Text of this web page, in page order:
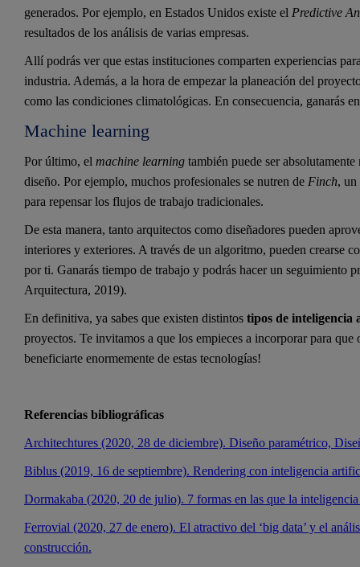
generados. Por ejemplo, en Estados Unidos existe el Predictive
resultados de los análisis de varias empresas.
Allí podrás ver que estas instituciones comparten experiencias
industria. Además, a la hora de empezar la planeación del
como las condiciones climatológicas. En consecuencia, ganarás
Machine learning
Por último, el machine learning también puede ser
diseño. Por ejemplo, muchos profesionales se nutren de Finch, un
para repensar los flujos de trabajo tradicionales.
De esta manera, tanto arquitectos como diseñadores pueden
interiores y exteriores. A través de un algoritmo, pueden crearse
por ti. Ganarás tiempo de trabajo y podrás hacer un seguimiento
Arquitectura, 2019).
En definitiva, ya sabes que existen distintos tipos de inteligencia
proyectos. Te invitamos a que los empieces a incorporar para que
beneficiarte enormemente de estas tecnologías!
Referencias bibliográficas
Architechtures (2020, 28 de diciembre). Diseño paramétrico,
Biblus (2019, 16 de septiembre). Rendering con inteligencia
Dormakaba (2020, 20 de julio). 7 formas en las que la
Ferrovial (2020, 27 de enero). El atractivo del ‘big data’ y el
construcción.